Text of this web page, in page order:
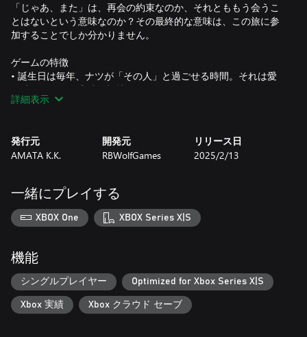
「じゃあ、また」は、再会の約束なのか、それとももう会うこ
とはないという意味なのか？その最終的な意味は、この旅に参
加することでしか分かりません。
ゲームの特徴
• 誕生日は毎年、ナツが「その人」と過ごせる時間。それは愛
の時間であり、永遠の記憶である。
• 画面スワイプ、主人公のコントロール等といったインタラク
• 物語をより美しく感動的にする、手描きアニメーションとス
ケッチ風の様々な時空の情景。
スキルを学ぶことができる。
詳細表示
発行元
AMATA K.K.
開発元
RBWolfGames
リリース日
2025/2/13
一緒にプレイする
XBOX One XBOX Series X|S
機能
シングルプレイヤー Optimized for Xbox Series X|S
Xbox 実績 Xbox クラウド セーブ